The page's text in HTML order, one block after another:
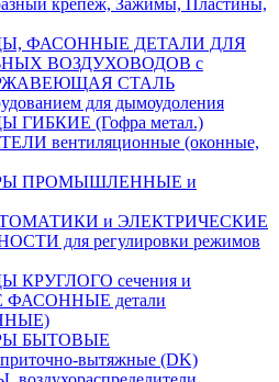
крепеж, Зажимы, Пластины,
ФАСОННЫЕ ДЕТАЛИ ДЛЯ
ВОЗДУХОВОДОВ с
СТАЛЬ
для дымоудоления
(Гофра метал.)
вентиляционные (оконные,
ПРОМЫШЛЕННЫЕ и
и ЭЛЕКТРИЧЕСКИЕ
для регулировки режимов
КРУГЛОГО сечения и
детали
БЫТОВЫЕ
вытяжные (DK)